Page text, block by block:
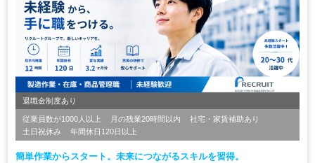
退職金制度あり
従業員数が1000人以上 月の残業20時間以内
社宅・家賃補助あり
土日祝休み
年間休日120日以上
簡単作業からスタート。未来につながるスキルを習得。